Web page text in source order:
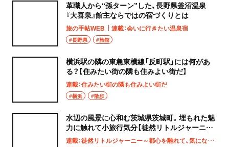
革職人から“孫ターン”した、長野県釜沼温泉
『大喜泉』館主ならではの宿づくりとは
旅の手帖WEB 連載：会いに行きたい温泉宿
#長野県 #旅館
横浜駅の隣の東急東横線「反町駅」には何があ
る？【住みたい街の隣も住みよい街だ】
連載：住みたい街の隣も住みよい街だ
#横浜 #散歩
水辺の風景に心和む茨城県茨城町。埋もれた魅
力に触れて小旅行気分【徒然リトルジャーニ
ー】
連載：徒然リトルジャーニー～都心を離れて、気になる土地へ